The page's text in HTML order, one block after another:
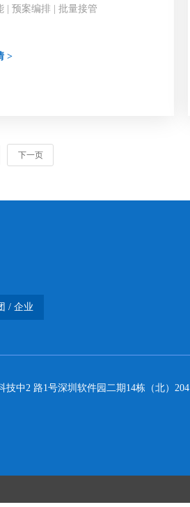
| 预案编排 | 批量接管
>
下一页
/ 企业
中2 路1号深圳软件园二期14栋（北）204